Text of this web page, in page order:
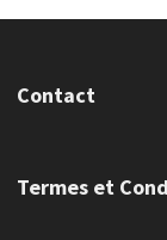
Contact
Termes et